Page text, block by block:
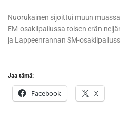
Nuorukainen sijoittui muun
EM-osakilpailussa toisen erän
ja Lappeenrannan SM-
Jaa tämä:
Facebook X